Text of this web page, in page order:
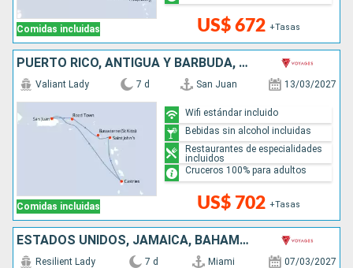
Comidas incluidas US$ 672 +Tasas
PUERTO RICO, ANTIGUA Y BARBUDA, SANTA LUCIA
Comidas incluidas
Valiant Lady 7 d San Juan 13/03/2027
US$ 702 +Tasas
Wifi estándar incluido
Bebidas sin alcohol incluidas
Restaurantes de especialidades
incluidos
Cruceros 100% para adultos
ESTADOS UNIDOS, JAMAICA, BAHAMAS
Resilient Lady 7 d Miami 07/03/2027